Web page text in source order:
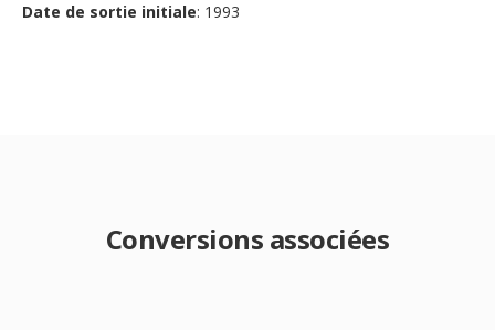
Date de sortie initiale: 1993
Conversions associées